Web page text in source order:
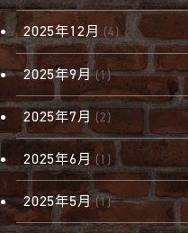
2025年12月 (4)
2025年9月(1)
2025年7月 (2)
2025年6月 (1)
2025年5月(1)